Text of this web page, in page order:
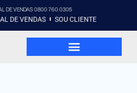
DE VENDAS 0800 760 0305
DE VENDAS SOU CLIENTE